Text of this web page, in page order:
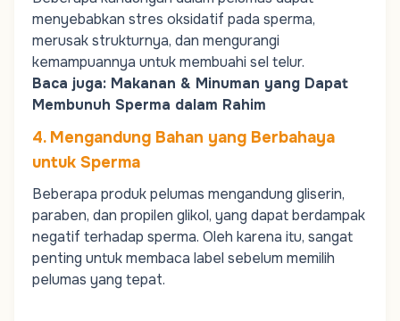
menyebabkan stres oksidatif pada sperma,
merusak strukturnya, dan mengurangi
kemampuannya untuk membuahi sel telur.
Baca juga: Makanan & Minuman yang Dapat
Membunuh Sperma dalam Rahim
4. Mengandung Bahan yang Berbahaya
untuk Sperma
Beberapa produk pelumas mengandung gliserin,
paraben, dan propilen glikol, yang dapat berdampak
negatif terhadap sperma. Oleh karena itu, sangat
penting untuk membaca label sebelum memilih
pelumas yang tepat.